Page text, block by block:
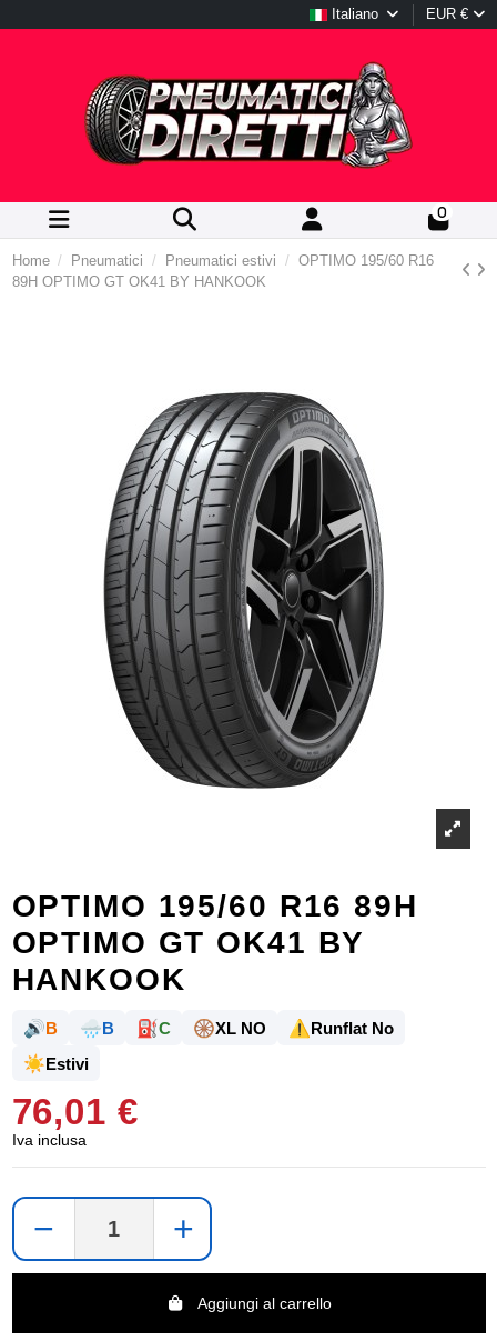
Italiano EUR €
0
Home Pneumatici Pneumatici estivi
OPTIMO 195/60 R16
89H OPTIMO GT OK41 BY HANKOOK
OPTIMO 195/60 R16 89H
OPTIMO GT OK41 BY
HANKOOK
🔊B 🌧️B ⛽C 🛞XL NO ⚠️Runflat No
☀️Estivi
76,01 €
Iva inclusa
− +
Aggiungi al carrello